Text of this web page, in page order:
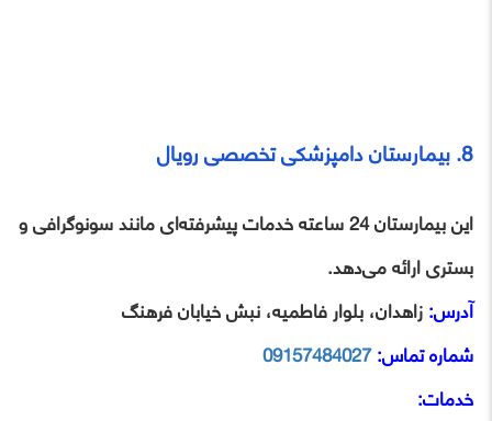
8. بیمارستان دامپزشکی تخصصی رویال
این بیمارستان 24 ساعته خدمات پیشرفته‌ای مانند سونوگرافی و
بستری ارائه می‌دهد.
آدرس:زاهدان، بلوار فاطمیه، نبش خیابان فرهنگ
شماره تماس:09157484027
خدمات: